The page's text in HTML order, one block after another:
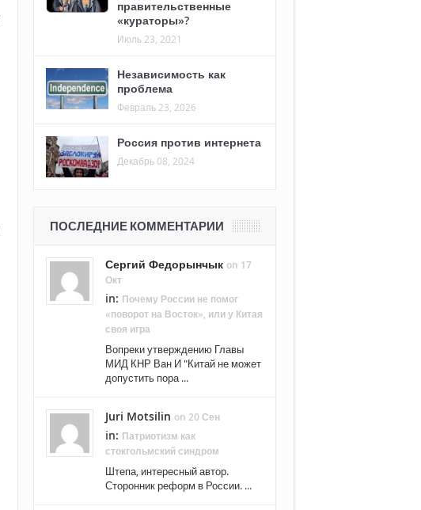
правительственные
«кураторы»?
Июль 23, 2021
Независимость как
проблема
Февраль 23, 2026
Россия против интернета
Декабрь 08, 2024
ПОСЛЕДНИЕ КОММЕНТАРИИ
Сергий Федорынчык on 17
Окт
in: Почему России не помог
«поворот на Восток», или у Китая
своя игра
Вопреки утверждению Главы
МИД КНР Ван И "Китай не может
допустить пора ...
Juri Motsilin on 20 Сен
in: Патриотизм как
стокгольмский синдром
Штепа, интересный автор.
Сторонник реформ в России. ...